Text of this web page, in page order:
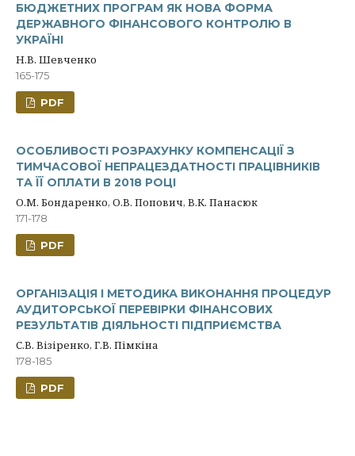
БЮДЖЕТНИХ ПРОГРАМ ЯК НОВА ФОРМА
ДЕРЖАВНОГО ФІНАНСОВОГО КОНТРОЛЮ В
УКРАЇНІ
Н.В. Шевченко
165-175
PDF
ОСОБЛИВОСТІ РОЗРАХУНКУ КОМПЕНСАЦІЇ З
ТИМЧАСОВОЇ НЕПРАЦЕЗДАТНОСТІ ПРАЦІВНИКІВ
ТА ЇЇ ОПЛАТИ В 2018 РОЦІ
О.М. Бондаренко, О.В. Попович, В.К. Панасюк
171-178
PDF
ОРГАНІЗАЦІЯ І МЕТОДИКА ВИКОНАННЯ ПРОЦЕДУР
АУДИТОРСЬКОЇ ПЕРЕВІРКИ ФІНАНСОВИХ
РЕЗУЛЬТАТІВ ДІЯЛЬНОСТІ ПІДПРИЄМСТВА
С.В. Візіренко, Г.В. Пімкіна
178-185
PDF